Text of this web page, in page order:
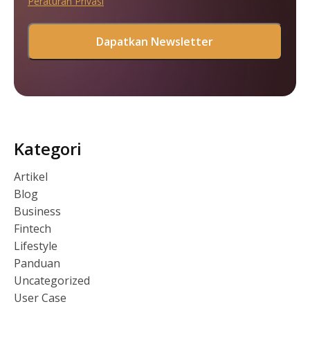
Kategori
Artikel
Blog
Business
Fintech
Lifestyle
Panduan
Uncategorized
User Case